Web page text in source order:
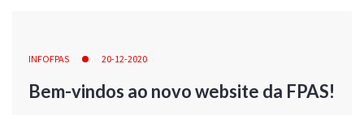
INFOFPAS 20-12-2020
Bem-vindos ao novo website da FPAS!